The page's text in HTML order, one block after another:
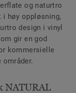
og naturtro
høy oppløsning,
design i vinyl
gir en god
kommersielle
NATURAL